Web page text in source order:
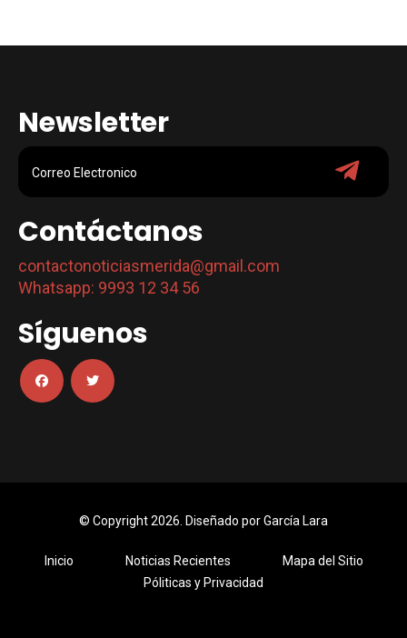
Newsletter
Contáctanos
contactonoticiasmerida@gmail.com
Whatsapp: 9993 12 34 56
Síguenos
© Copyright 2026. Diseñado porGarcía Lara
Inicio Noticias Recientes
Mapa del Sitio
Póliticas y Privacidad